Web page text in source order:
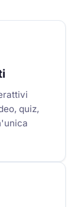
quiz,